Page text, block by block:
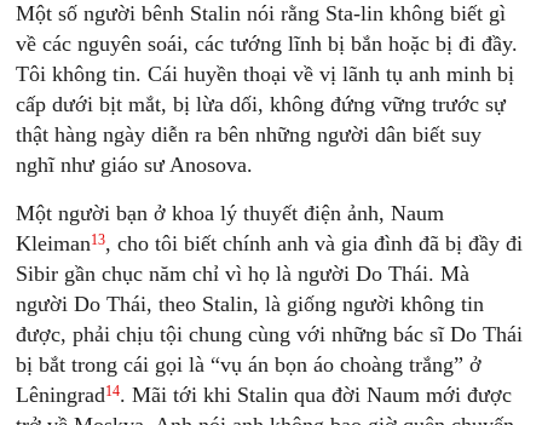
Một số người bênh Stalin nói rằng Sta-lin không biết gì
về các nguyên soái, các tướng lĩnh bị bắn hoặc bị đi đầy.
Tôi không tin. Cái huyền thoại về vị lãnh tụ anh minh bị
cấp dưới bịt mắt, bị lừa dối, không đứng vững trước sự
thật hàng ngày diễn ra bên những người dân biết suy
nghĩ như giáo sư Anosova.
Một người bạn ở khoa lý thuyết điện ảnh, Naum
Kleiman13, cho tôi biết chính anh và gia đình đã bị đầy đi
Sibir gần chục năm chỉ vì họ là người Do Thái. Mà
người Do Thái, theo Stalin, là giống người không tin
được, phải chịu tội chung cùng với những bác sĩ Do Thái
bị bắt trong cái gọi là “vụ án bọn áo choàng trắng” ở
Lêningrad14. Mãi tới khi Stalin qua đời Naum mới được